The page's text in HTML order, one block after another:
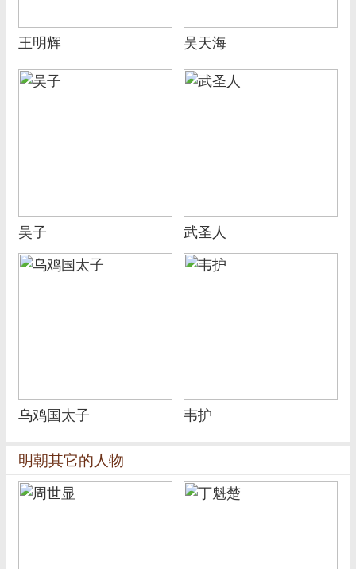
王明辉 吴天海
吴子 武圣人
乌鸡国太子 韦护
明朝其它的人物